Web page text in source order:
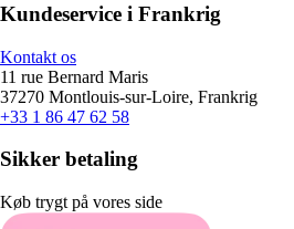
Kundeservice i Frankrig
Kontakt os
11 rue Bernard Maris
37270 Montlouis-sur-Loire, Frankrig
+33 1 86 47 62 58
Sikker betaling
Køb trygt på vores side